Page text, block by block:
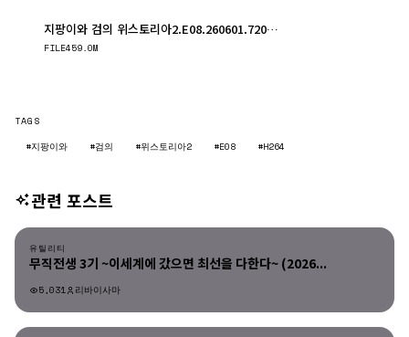
지팡이와 검의 위스토리아2.E08.260601.720p.H264-F1RST.mp4
FILE459.0M
TAGS
#지팡이와
#검의 #위스토리아2 #E08 #H264
관련 포스트
유틸리티
유틸리티
무직전생 3기 ~이세계에 갔으면 최선을 다한다~ (2026...
5,031 리바이사마